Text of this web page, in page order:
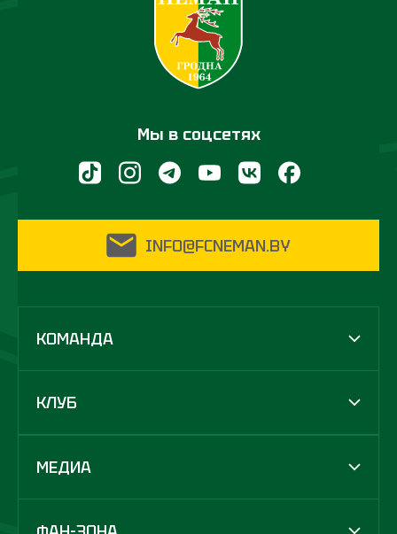
Мы в соцсетях
INFO@FCNEMAN.BY
КОМАНДА
КЛУБ
МЕДИА